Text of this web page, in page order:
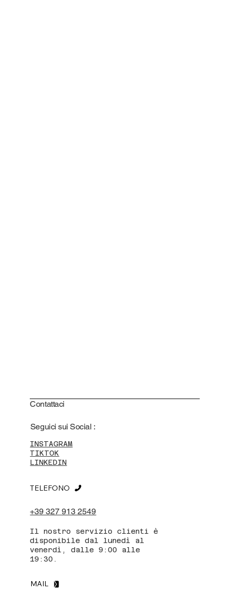
Contattaci
INSTAGRAM
TIKTOK
LINKEDIN
Seguici sui Social :
+39 327 913 2549
TELEFONO
Il nostro servizio clienti è
disponibile dal lunedì al
venerdì, dalle 9:00 alle
19:30.
MAIL